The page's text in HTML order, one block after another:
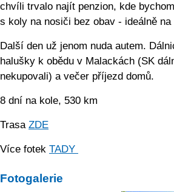
chvíli trvalo najít penzion, kde
s koly na nosiči bez obav - ideálně
Další den už jenom nuda autem.
halušky k obědu v Malackách (SK
nekupovali) a večer příjezd domů.
8 dní na kole, 530 km
Trasa ZDE
Více fotek TADY
Fotogalerie